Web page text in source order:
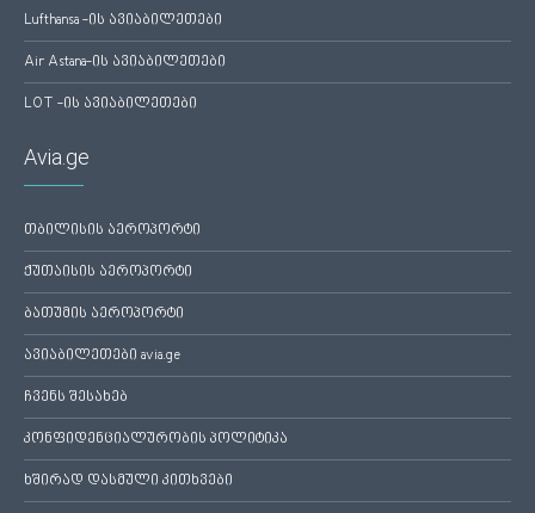
Lufthansa -ის ავიაბილეთები
Air Astana-ის ავიაბილეთები
LOT -ის ავიაბილეთები
Avia.ge
თბილისის აეროპორტი
ქუთაისის აეროპორტი
ბათუმის აეროპორტი
ავიაბილეთები avia.ge
ჩვენს შესახებ
კონფიდენციალურობის პოლიტიკა
ხშირად დასმული კითხვები